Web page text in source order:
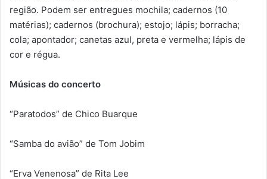
região. Podem ser entregues mochila; cadernos (10
matérias); cadernos (brochura); estojo; lápis; borracha;
cola; apontador; canetas azul, preta e vermelha; lápis de
cor e régua.
Músicas do concerto
“Paratodos” de Chico Buarque
“Samba do avião” de Tom Jobim
“Erva Venenosa” de Rita Lee